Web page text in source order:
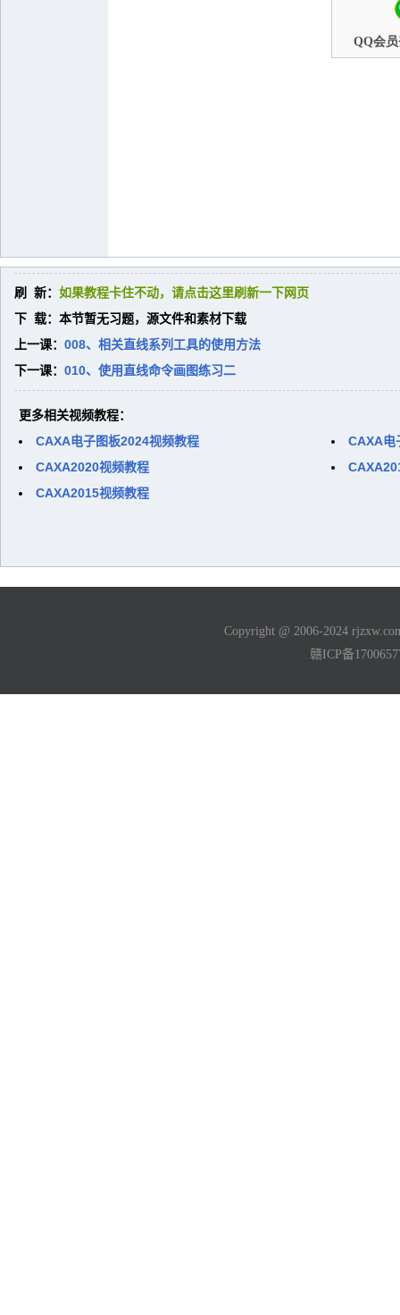
刷 新： 如果教程卡住不动，请点击这里刷新一下网页
下 载：本节暂无习题，源文件和素材下载
上一课： 008、相关直线系列工具的使用方法
下一课： 010、使用直线命令画图练习二
更多相关视频教程：
CAXA电子图板2024视频教程
CAXA电
CAXA2020视频教程
CAXA2015视频教程
Copyright @ 2006-2024
赣ICP备